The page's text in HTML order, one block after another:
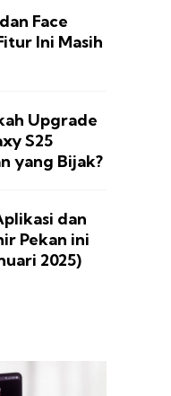
Face
Ini Masih
Upgrade
S25
yang Bijak?
dan
Pekan ini
2025)